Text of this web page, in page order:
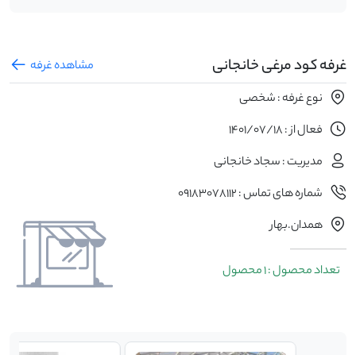
غرفه کود مرغی خانجانی
مشاهده غرفه
نوع غرفه : شخصی
فعال از : 1401/07/18
مدیریت : سجاد خانجانی
شماره های تماس : 09183078112
همدان.بهار
تعداد محصول : 1 محصول